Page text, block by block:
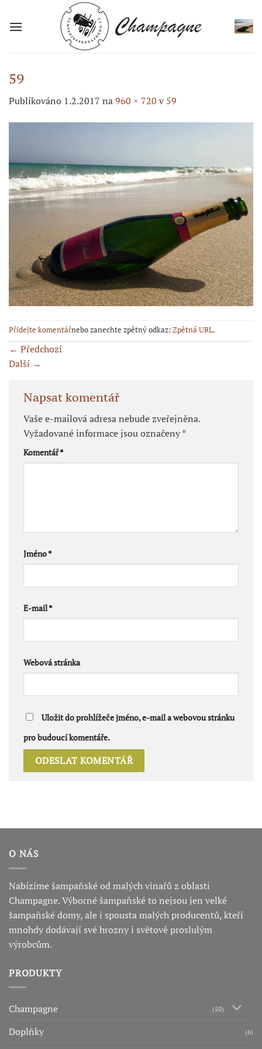
59
Publikováno 1.2.2017 na960 × 720 v59
Přidejte komentářnebo zanechte zpětný odkaz:Zpětná URL.
← Předchozí
Další →
Napsat komentář
Vaše e-mailová adresa nebude zveřejněna.
Vyžadované informace jsou označeny*
Komentář*
Jméno*
E-mail*
Webová stránka
Uložit do prohlížeče jméno, e-mail a webovou stránku
pro budoucí komentáře.
O NÁS
Nabízíme šampaňské od malých vinařů z oblasti
Champagne. Výborné šampaňské to nejsou jen velké
šampaňské domy, ale i spousta malých producentů, kteří
mnohdy dodávají své hrozny i světově proslulým
výrobcům.
PRODUKTY
Champagne (50)
Doplňky (6)